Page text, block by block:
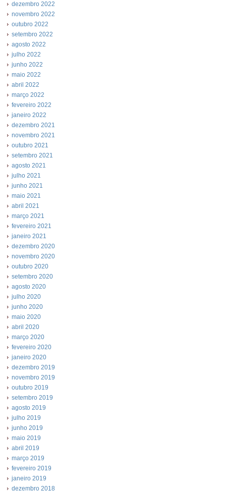
dezembro 2022
novembro 2022
outubro 2022
setembro 2022
agosto 2022
julho 2022
junho 2022
maio 2022
abril 2022
março 2022
fevereiro 2022
janeiro 2022
dezembro 2021
novembro 2021
outubro 2021
setembro 2021
agosto 2021
julho 2021
junho 2021
maio 2021
abril 2021
março 2021
fevereiro 2021
janeiro 2021
dezembro 2020
novembro 2020
outubro 2020
setembro 2020
agosto 2020
julho 2020
junho 2020
maio 2020
abril 2020
março 2020
fevereiro 2020
janeiro 2020
dezembro 2019
novembro 2019
outubro 2019
setembro 2019
agosto 2019
julho 2019
junho 2019
maio 2019
abril 2019
março 2019
fevereiro 2019
janeiro 2019
dezembro 2018